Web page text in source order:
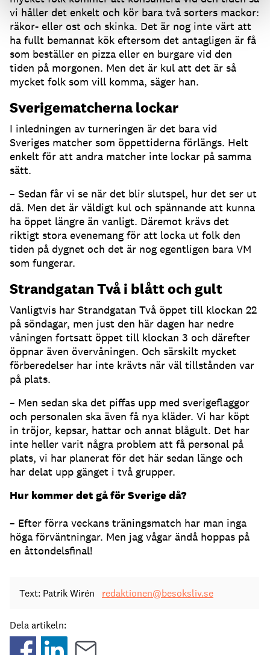
vi håller det enkelt och kör bara två sorters mackor:
räkor- eller ost och skinka. Det är nog inte värt att
ha fullt bemannat kök eftersom det antagligen är få
som beställer en pizza eller en burgare vid den
tiden på morgonen. Men det är kul att det är så
mycket folk som vill komma, säger han.
Sverigematcherna lockar
I inledningen av turneringen är det bara vid
Sveriges matcher som öppettiderna förlängs. Helt
enkelt för att andra matcher inte lockar på samma
sätt.
– Sedan får vi se när det blir slutspel, hur det ser ut
då. Men det är väldigt kul och spännande att kunna
ha öppet längre än vanligt. Däremot krävs det
riktigt stora evenemang för att locka ut folk den
tiden på dygnet och det är nog egentligen bara VM
som fungerar.
Strandgatan Två i blått och gult
Vanligtvis har Strandgatan Två öppet till klockan 22
på söndagar, men just den här dagen har nedre
våningen fortsatt öppet till klockan 3 och därefter
öppnar även övervåningen. Och särskilt mycket
förberedelser har inte krävts när väl tillstånden var
på plats.
– Men sedan ska det piffas upp med sverigeflaggor
och personalen ska även få nya kläder. Vi har köpt
in tröjor, kepsar, hattar och annat blågult. Det har
inte heller varit några problem att få personal på
plats, vi har planerat för det här sedan länge och
har delat upp gänget i två grupper.
Hur kommer det gå för Sverige då?
– Efter förra veckans träningsmatch har man inga
höga förväntningar. Men jag vågar ändå hoppas på
en åttondelsfinal!
Text: Patrik Wirén redaktionen@besoksliv.se
Dela artikeln: